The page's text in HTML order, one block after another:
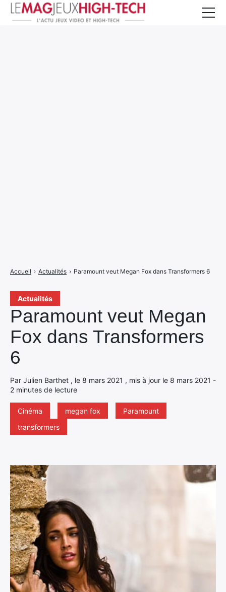
Actualités
Paramount veut Megan
Fox dans Transformers
6
Par Julien Barthet , le 8 mars 2021 , mis à jour le 8 mars 2021 -
2 minutes de lecture
Cinéma megan fox
Paramount
transformers
Accueil › Actualités › Paramount veut Megan Fox dans Transformers 6